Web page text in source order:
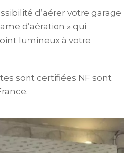
d’aérer votre garage
d’aération » qui
lumineux à votre
sont certifiées NF sont